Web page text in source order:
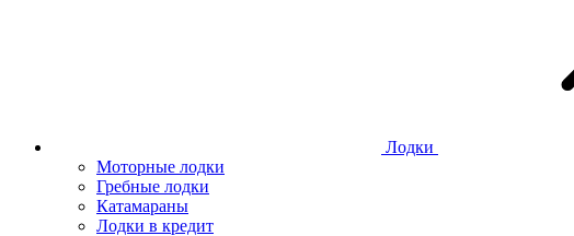
Лодки
Моторные лодки
Гребные лодки
Катамараны
Лодки в кредит